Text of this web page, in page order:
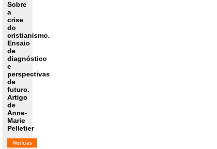
Sobre
a
crise
do
cristianismo.
Ensaio
de
diagnóstico
e
perspectivas
de
futuro.
Artigo
de
Anne-
Marie
Pelletier
Notícias